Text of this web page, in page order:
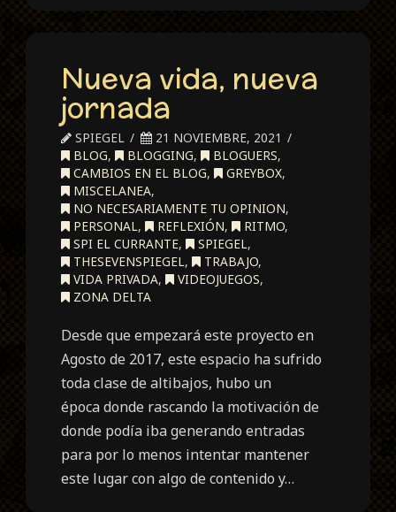
Nueva vida, nueva
jornada
SPIEGEL
21 NOVIEMBRE, 2021
BLOG, BLOGGING, BLOGUERS,
CAMBIOS EN EL BLOG, GREYBOX,
MISCELANEA,
NO NECESARIAMENTE TU OPINION,
PERSONAL, REFLEXIÓN, RITMO,
SPI EL CURRANTE, SPIEGEL,
THESEVENSPIEGEL, TRABAJO,
VIDA PRIVADA, VIDEOJUEGOS,
ZONA DELTA
Desde que empezará este proyecto en
Agosto de 2017, este espacio ha sufrido
toda clase de altibajos, hubo un
época donde rascando la motivación de
donde podía iba generando entradas
para por lo menos intentar mantener
este lugar con algo de contenido y…